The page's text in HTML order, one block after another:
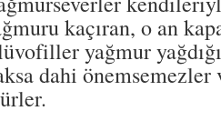
kaçıran, o an
yağmur
dahi önemsemezler